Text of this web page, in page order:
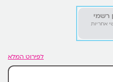
רשמי
לפירוט המלא